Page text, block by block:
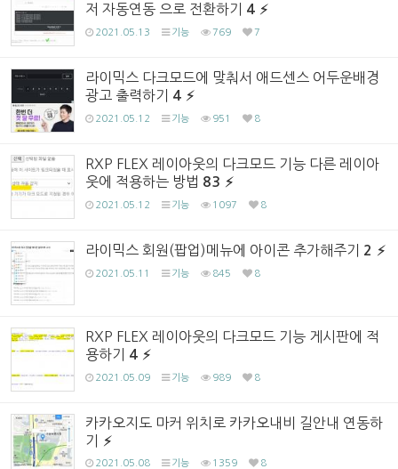
저 자동연동 으로 전환하기
4
2021.05.13 기능 769 7
라이믹스 다크모드에 맞춰서 애드센스 어두운배경
광고 출력하기
4
2021.05.12 기능 951 8
RXP FLEX 레이아웃의 다크모드 기능 다른 레이아
웃에 적용하는 방법 83
2021.05.12 기능 1097 8
라이믹스 회원(팝업)메뉴에 아이콘 추가해주기 2
2021.05.11 기능 845 8
RXP FLEX 레이아웃의 다크모드 기능 게시판에 적
용하기
4
2021.05.09 기능 989 8
카카오지도 마커 위치로 카카오내비 길안내 연동하
기
2021.05.08 기능 1359 8